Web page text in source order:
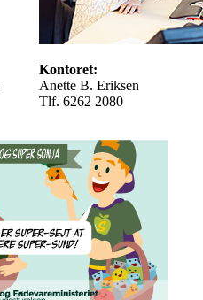
Kontoret:
Anette B. Eriksen
Tlf. 6262 2080